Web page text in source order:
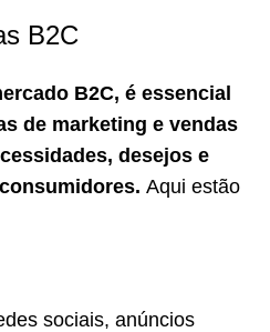
B2C
B2C, é essencial
de marketing e vendas
desejos e
Aqui estão
sociais, anúncios